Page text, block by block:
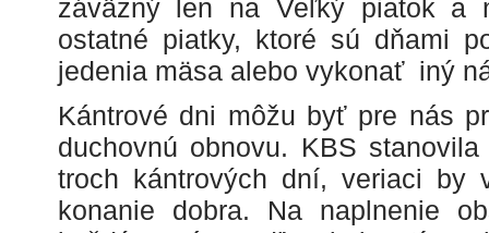
záväzný len na Veľký piatok a
ostatné piatky, ktoré sú dňami
jedenia mäsa alebo vykonať iný
Kántrové dni môžu byť pre nás
duchovnú obnovu. KBS
troch kántrových dní, veriaci by
konanie dobra. Na naplnenie